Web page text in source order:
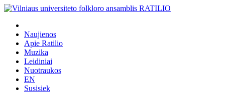
Naujienos
Apie Ratilio
Muzika
Leidiniai
Nuotraukos
EN
Susisiek